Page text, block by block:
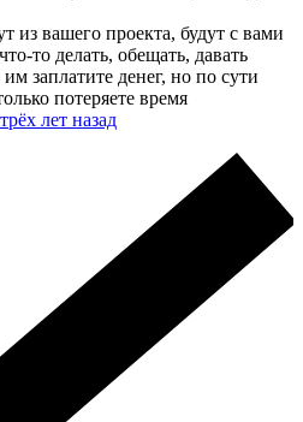
из вашего проекта, будут с вами
то делать, обещать, давать
заплатите денег, но по сути
потеряете время
лет назад